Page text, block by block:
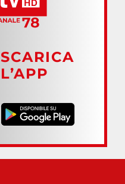
SCARICA
L’APP